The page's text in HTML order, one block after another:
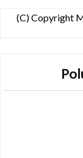
(C) Copyright